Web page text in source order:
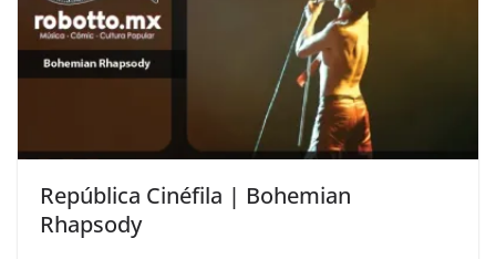
República Cinéfila | Bohemian
Rhapsody